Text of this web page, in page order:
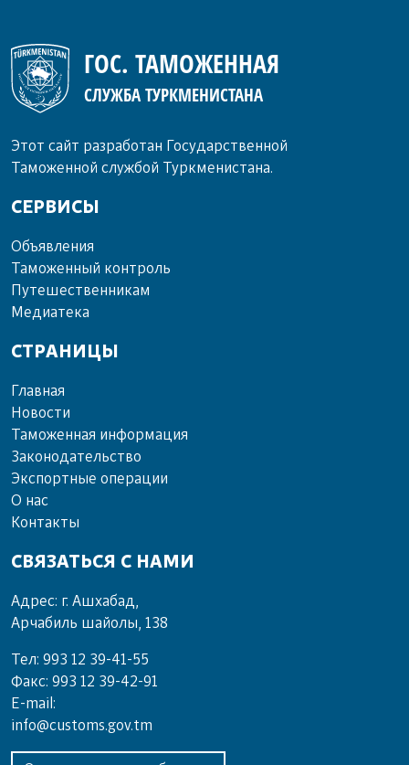
ГОС. ТАМОЖЕННАЯ
СЛУЖБА ТУРКМЕНИСТАНА
Этот сайт разработан Государственной
Таможенной службой Туркменистана.
СЕРВИСЫ
Объ­яв­ле­ния
Та­мо­жен­ный кон­троль
Пу­те­шест­вен­ни­кам
Ме­диа­те­ка
СТРАНИЦЫ
Главная
Новости
Таможенная информация
Законодательство
Экспортные операции
О нас
Контакты
СВЯЗАТЬСЯ С НАМИ
Адрес: г. Ашхабад,
Арчабиль шайолы, 138
Тел: 993 12 39-41-55
Факс: 993 12 39-42-91
E-mail:
info@customs.gov.tm